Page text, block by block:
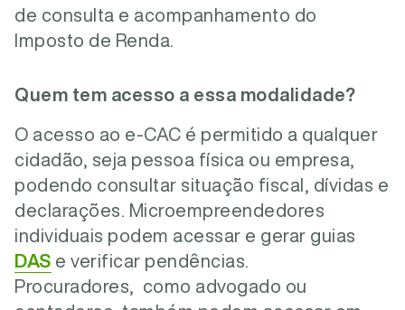
de consulta e acompanhamento do
Imposto de Renda.
Quem tem acesso a essa modalidade?
O acesso ao e-CAC é permitido a qualquer
cidadão, seja pessoa física ou empresa,
podendo consultar situação fiscal, dívidas e
declarações.
Microempreendedores
individuais podem acessar e gerar guias
DAS e verificar pendências.
Procuradores, como advogado ou